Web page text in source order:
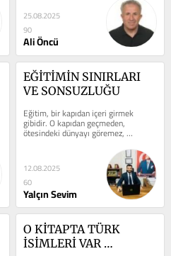
25.08.2025
90
Ali Öncü
EĞİTİMİN SINIRLARI
VE SONSUZLUĞU
Eğitim, bir kapıdan içeri girmek
gibidir. O kapıdan geçmeden,
ötesindeki dünyayı göremez,
anlayamazsın. Ancak bu kapı, sadece
12.08.2025
60
Yalçın Sevim
O KİTAPTA TÜRK
İSİMLERİ VAR